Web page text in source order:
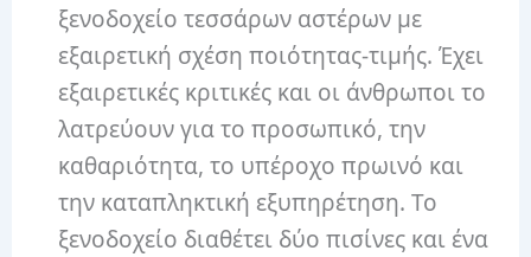
ξενοδοχείο τεσσάρων αστέρων με
εξαιρετική σχέση ποιότητας-τιμής. Έχει
εξαιρετικές κριτικές και οι άνθρωποι το
λατρεύουν για το προσωπικό, την
καθαριότητα, το υπέροχο πρωινό και
την καταπληκτική εξυπηρέτηση. Το
ξενοδοχείο διαθέτει δύο πισίνες και ένα